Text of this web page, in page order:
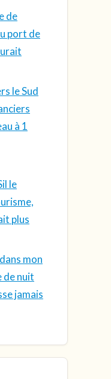
de
port de
le Sud
à 1
le
plus
mon
de nuit
jamais